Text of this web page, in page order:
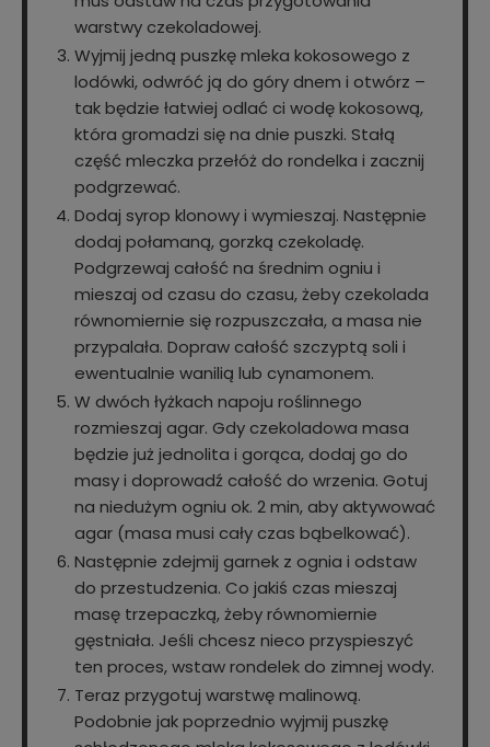
warstwy czekoladowej.
Wyjmij jedną puszkę mleka kokosowego z
lodówki, odwróć ją do góry dnem i otwórz –
tak będzie łatwiej odlać ci wodę kokosową,
która gromadzi się na dnie puszki. Stałą
część mleczka przełóż do rondelka i zacznij
podgrzewać.
Dodaj syrop klonowy i wymieszaj. Następnie
dodaj połamaną, gorzką czekoladę.
Podgrzewaj całość na średnim ogniu i
mieszaj od czasu do czasu, żeby czekolada
równomiernie się rozpuszczała, a masa nie
przypalała. Dopraw całość szczyptą soli i
ewentualnie wanilią lub cynamonem.
W dwóch łyżkach napoju roślinnego
rozmieszaj agar. Gdy czekoladowa masa
będzie już jednolita i gorąca, dodaj go do
masy i doprowadź całość do wrzenia. Gotuj
na niedużym ogniu ok. 2 min, aby aktywować
agar (masa musi cały czas bąbelkować).
Następnie zdejmij garnek z ognia i odstaw
do przestudzenia. Co jakiś czas mieszaj
masę trzepaczką, żeby równomiernie
gęstniała. Jeśli chcesz nieco przyspieszyć
ten proces, wstaw rondelek do zimnej wody.
Teraz przygotuj warstwę malinową.
Podobnie jak poprzednio wyjmij puszkę